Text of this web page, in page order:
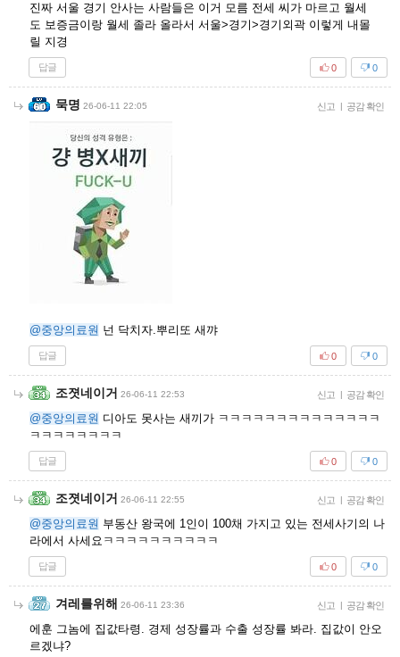
진짜 서울 경기 안사는 사람들은 이거 모름 전세 씨가 마르고 월세
도 보증금이랑 월세 졸라 올라서 서울>경기>경기외곽 이렇게 내몰
릴 지경
답글 0
0
묵명 26-06-11 22:05 신고 공감 확인
@중앙의료원 넌 닥치자.뿌리또 새꺄
답글 0
0
조졋네이거 26-06-11 22:53 신고 공감 확인
@중앙의료원 디아도 못사는 새끼가 ㅋㅋㅋㅋㅋㅋㅋㅋㅋㅋㅋㅋㅋㅋ
ㅋㅋㅋㅋㅋㅋㅋㅋ
답글 0
0
조졋네이거 26-06-11 22:55 신고 공감 확인
@중앙의료원 부동산 왕국에 1인이 100채 가지고 있는 전세사기의 나
라에서 사세요ㅋㅋㅋㅋㅋㅋㅋㅋㅋㅋ
답글 0
0
겨레를위해 26-06-11 23:36 신고 공감 확인
에훈 그놈에 집값타령. 경제 성장률과 수출 성장률 봐라. 집값이 안오
르겠냐?